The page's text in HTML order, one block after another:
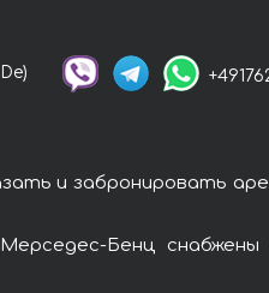
De)
и забронировать
Бенц снабжены